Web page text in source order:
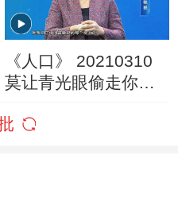
《人口》 20210310
莫让青光眼偷走你的